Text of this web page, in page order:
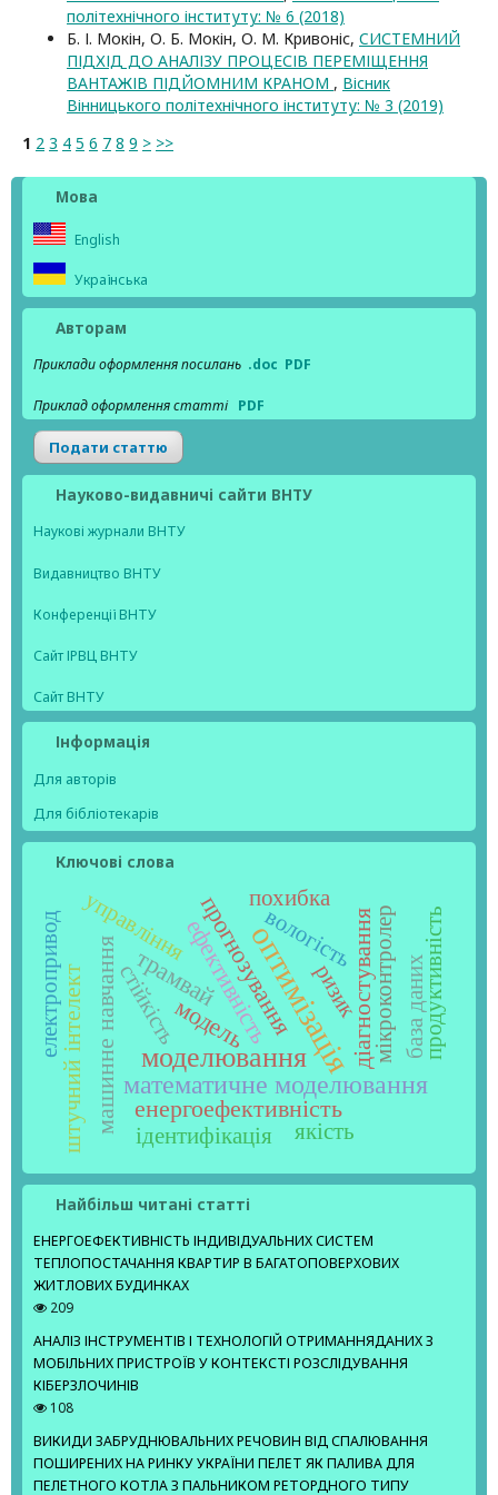
політехнічного інституту: № 6 (2018)
Б. І. Мокін, О. Б. Мокін, О. М. Кривоніс, CИСТЕМНИЙ
ПІДХІД ДО АНАЛІЗУ ПРОЦЕСІВ ПЕРЕМІЩЕННЯ
ВАНТАЖІВ ПІДЙОМНИМ КРАНОМ , Вісник
Вінницького політехнічного інституту: № 3 (2019)
1 2 3 4 5 6 7 8 9 > >>
Мова
English
Українська
Авторам
Приклади оформлення посилань .doc PDF
Приклад оформлення статті PDF
Подати статтю
Науково-видавничі сайти ВНТУ
Наукові журнали ВНТУ
Видавництво ВНТУ
Конференції ВНТУ
Сайт ІРВЦ ВНТУ
Сайт ВНТУ
Інформація
Для авторів
Для бібліотекарів
Ключові слова
оптимізація
моделювання
математичне моделювання
ефективність
машинне навчання модель
прогнозування
штучний інтелект енергоефективність
діагностування
трамвай
вологість
ризик
управління
електропривод стійкість мікроконтролер
якість
база даних
ідентифікація
похибка
продуктивність
Найбільш читані статті
ЕНЕРГОЕФЕКТИВНІСТЬ ІНДИВІДУАЛЬНИХ СИСТЕМ
ТЕПЛОПОСТАЧАННЯ КВАРТИР В БАГАТОПОВЕРХОВИХ
ЖИТЛОВИХ БУДИНКАХ
209
АНАЛІЗ ІНСТРУМЕНТІВ І ТЕХНОЛОГІЙ ОТРИМАННЯДАНИХ З
МОБІЛЬНИХ ПРИСТРОЇВ У КОНТЕКСТІ РОЗСЛІДУВАННЯ
КІБЕРЗЛОЧИНІВ
108
ВИКИДИ ЗАБРУДНЮВАЛЬНИХ РЕЧОВИН ВІД СПАЛЮВАННЯ
ПОШИРЕНИХ НА РИНКУ УКРАЇНИ ПЕЛЕТ ЯК ПАЛИВА ДЛЯ
ПЕЛЕТНОГО КОТЛА З ПАЛЬНИКОМ РЕТОРДНОГО ТИПУ